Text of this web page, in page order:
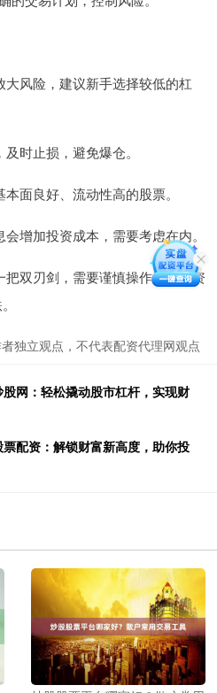
风险，建议新手选择较低的杠
时止损，避免爆仓。
面良好、流动性高的股票。
增加投资成本，需要考虑在内。
双刃剑，需要谨慎操作股票配资
独立观点，不代表配资代理网观点
网：轻松撬动股市杠杆，实现财
配资：解锁财富新高度，助你投